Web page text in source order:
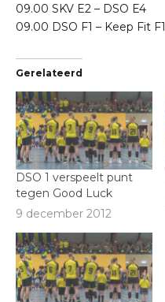
09.00 SKV E2 – DSO E4
09.00 DSO F1 – Keep Fit F1
Gerelateerd
DSO 1 verspeelt punt
tegen Good Luck
9 december 2012